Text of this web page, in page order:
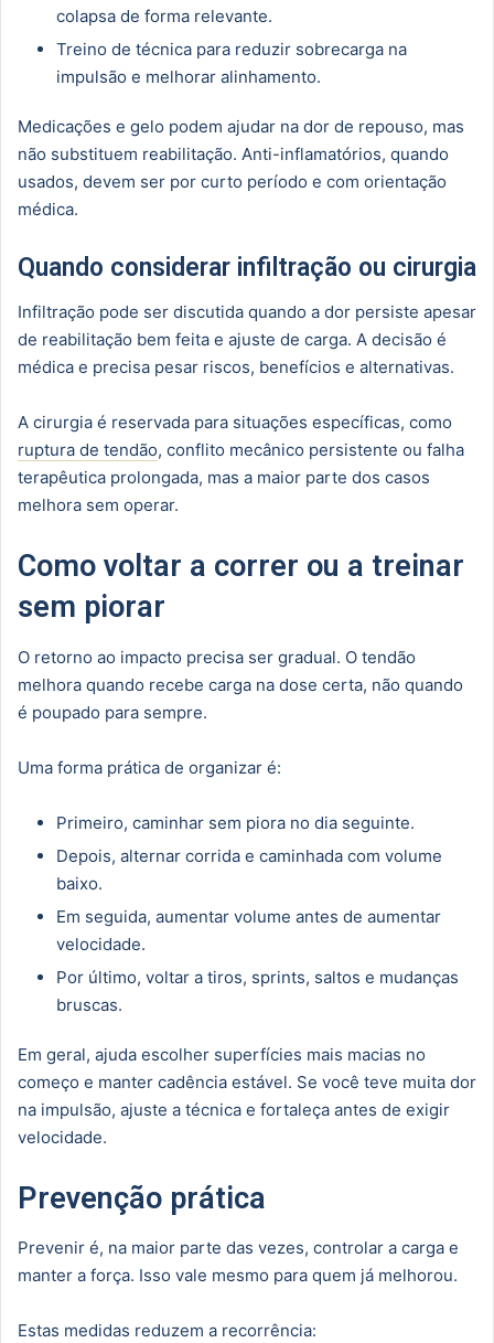
colapsa de forma relevante.
Treino de técnica para reduzir sobrecarga na
impulsão e melhorar alinhamento.
Medicações e gelo podem ajudar na dor de repouso, mas
não substituem reabilitação. Anti-inflamatórios, quando
usados, devem ser por curto período e com orientação
médica.
Quando considerar infiltração ou cirurgia
Infiltração pode ser discutida quando a dor persiste apesar
de reabilitação bem feita e ajuste de carga. A decisão é
médica e precisa pesar riscos, benefícios e alternativas.
A cirurgia é reservada para situações específicas, como
ruptura de tendão, conflito mecânico persistente ou falha
terapêutica prolongada, mas a maior parte dos casos
melhora sem operar.
Como voltar a correr ou a treinar
sem piorar
O retorno ao impacto precisa ser gradual. O tendão
melhora quando recebe carga na dose certa, não quando
é poupado para sempre.
Uma forma prática de organizar é:
Primeiro, caminhar sem piora no dia seguinte.
Depois, alternar corrida e caminhada com volume
baixo.
Em seguida, aumentar volume antes de aumentar
velocidade.
Por último, voltar a tiros, sprints, saltos e mudanças
bruscas.
Em geral, ajuda escolher superfícies mais macias no
começo e manter cadência estável. Se você teve muita dor
na impulsão, ajuste a técnica e fortaleça antes de exigir
velocidade.
Prevenção prática
Prevenir é, na maior parte das vezes, controlar a carga e
manter a força. Isso vale mesmo para quem já melhorou.
Estas medidas reduzem a recorrência: